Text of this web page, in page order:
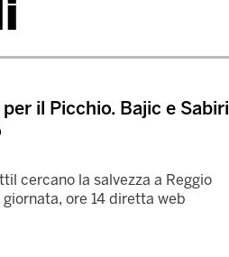
il Picchio. Bajic e Sabiri
cercano la salvezza a Reggio
ore 14 diretta web